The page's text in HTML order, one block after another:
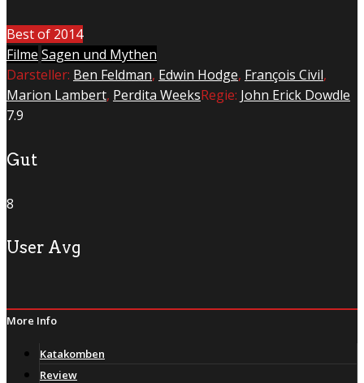
Best of 2014
Filme Sagen und Mythen
Darsteller: Ben Feldman, Edwin Hodge, François Civil,
Marion Lambert, Perdita WeeksRegie: John Erick Dowdle
7.9
Gut
8
User Avg
More Info
Katakomben
Review